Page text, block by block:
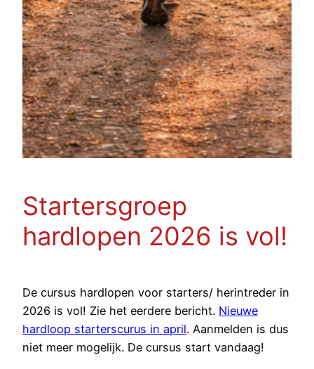
Startersgroep
hardlopen 2026 is vol!
De cursus hardlopen voor starters/ herintreder in
2026 is vol! Zie het eerdere bericht. Nieuwe
hardloop starterscurus in april. Aanmelden is dus
niet meer mogelijk. De cursus start vandaag!